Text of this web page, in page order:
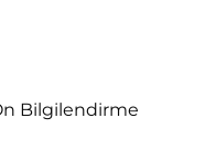
Bilgilendirme